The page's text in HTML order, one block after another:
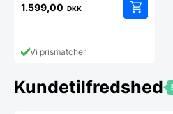
1.599,00 DKK
Vi prismatcher
Kundetilfredshed